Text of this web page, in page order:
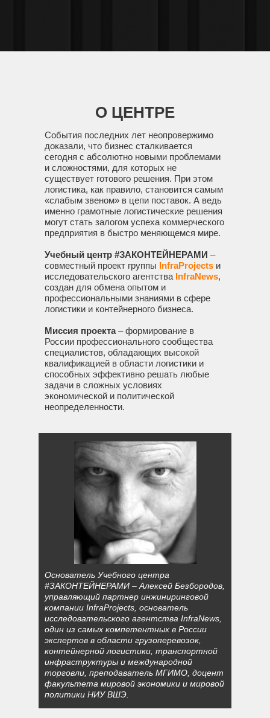
О ЦЕНТРЕ
Основатель Учебного центра
#ЗАКОНТЕЙНЕРАМИ – Алексей Безбородов,
управляющий партнер инжиниринговой
компании InfraProjects, основатель
исследовательского агентства InfraNews,
один из самых компетентных в России
экспертов в области грузоперевозок,
контейнерной логистики, транспортной
инфраструктуры и международной
торговли, преподаватель МГИМО, доцент
факультета мировой экономики и мировой
политики НИУ ВШЭ.
События последних лет неопровержимо
доказали, что бизнес сталкивается
сегодня с абсолютно новыми проблемами
и сложностями, для которых не
существует готового решения. При этом
логистика, как правило, становится самым
«слабым звеном» в цепи поставок. А ведь
именно грамотные логистические решения
могут стать залогом успеха коммерческого
предприятия в быстро меняющемся мире.
Учебный центр #ЗАКОНТЕЙНЕРАМИ –
совместный проект группы InfraProjects и
исследовательского агентства InfraNews,
создан для обмена опытом и
профессиональными знаниями в сфере
логистики и контейнерного бизнеса.
Миссия проекта– формирование в
России профессионального сообщества
специалистов, обладающих высокой
квалификацией в области логистики и
способных эффективно решать любые
задачи в сложных условиях
экономической и политической
неопределенности.